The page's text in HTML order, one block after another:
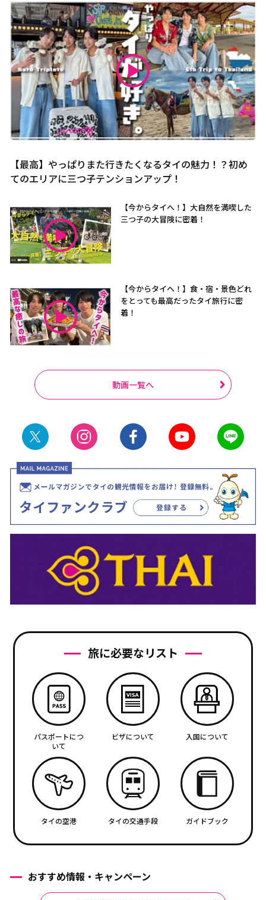
【最高】やっぱりまた行きたくなるタイの魅力！？初め
てのエリアに三つ子テンションアップ！
【今からタイへ！】大自然を満喫した
三つ子の大冒険に密着！
【今からタイへ！】食・宿・景色どれ
をとっても最高だったタイ旅行に密
着！
動画一覧へ
旅に必要なリスト
パスポートにつ
いて
ビザについて 入国について
タイの空港 タイの交通手段 ガイドブック
おすすめ情報・キャンペーン